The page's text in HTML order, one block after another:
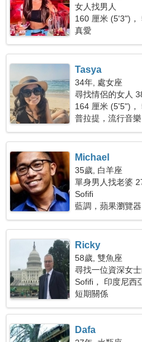
女人找男人
160 厘米 (5'3")，
真愛
Tasya
34年, 處女座
尋找情侶的女人
164 厘米 (5'5")，
普拉提，流行音樂
Michael
35歲, 白羊座
單身男人找老婆
Sofifi
藍調，蘋果瀏覽器
Ricky
58歲, 雙魚座
尋找一位資深女
Sofifi， 印度尼西
短期關係
Dafa